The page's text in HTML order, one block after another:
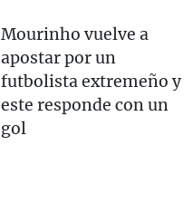
Mourinho vuelve a
apostar por un
futbolista extremeño y
este responde con un
gol